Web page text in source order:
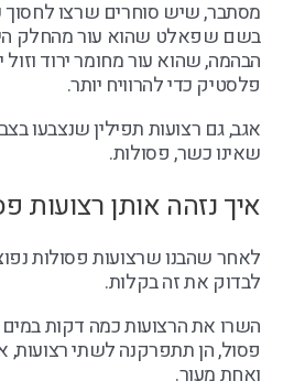
מסתבר, שיש סוחרים שרצו לחסוך
בשם שפאלט שהוא עור מהחלק
הבהמה, שהוא עור מחומר ירוד וזול
פלסטיק כדי להרוויח יותר.
אגב, גם רצועות תפילין שנצבעו
שאינו כשר, פסולות.
איך נזהה אותן רצועות
לאחר שהבנו שרצועות פסולות
לבדוק את זה בקלות.
השרו את הרצועות כמה דקות
פסול, הן תתפרקנה לשתי
ואחת מעור.